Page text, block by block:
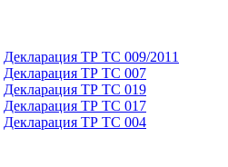
Декларация ТР ТС 009/2011
Декларация ТР ТС 007
Декларация ТР ТС 019
Декларация ТР ТС 017
Декларация ТР ТС 004